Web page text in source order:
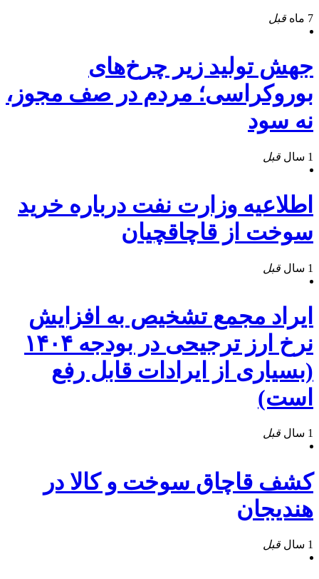
7 ماه قبل
جهش تولید زیر چرخ‌های
بوروکراسی؛ مردم در صف مجوز،
نه سود
1 سال قبل
اطلاعیه وزارت نفت درباره خرید
سوخت از قاچاقچیان
1 سال قبل
ایراد مجمع تشخیص به افزایش
نرخ ارز ترجیحی در بودجه ۱۴۰۴
(بسیاری از ایرادات قابل رفع
است)
1 سال قبل
کشف قاچاق سوخت و کالا در
هندیجان
1 سال قبل